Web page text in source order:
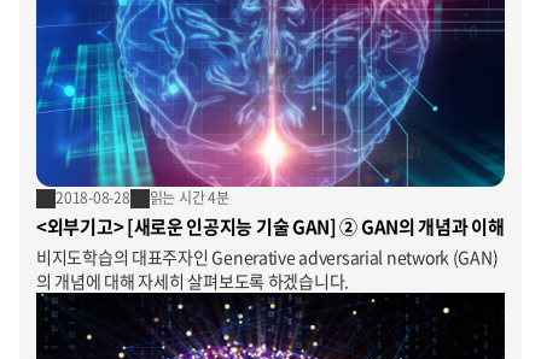
2018-08-28 읽는 시간 4분
<외부기고> [새로운 인공지능 기술 GAN] ② GAN의 개념과 이해
비지도학습의 대표주자인 Generative adversarial network (GAN)
의 개념에 대해 자세히 살펴보도록 하겠습니다.